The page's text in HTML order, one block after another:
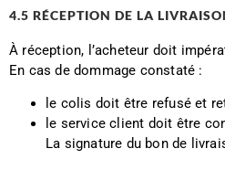
4.5 RÉCEPTION DE LA
À réception, l’acheteur doit
En cas de dommage constaté :
le colis doit être refusé et
le service client doit être
La signature du bon de